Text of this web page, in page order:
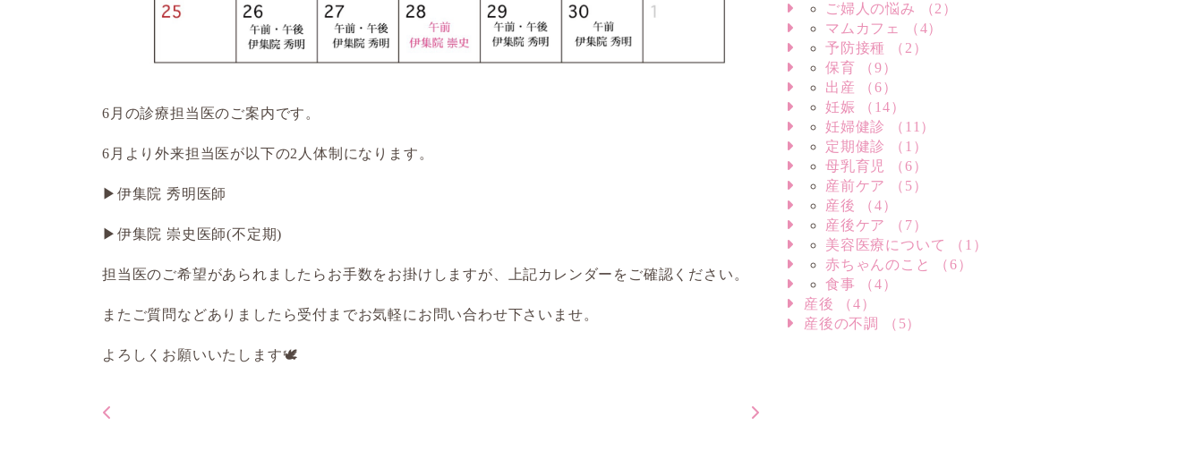
6月の診療担当医のご案内です。
6月より外来担当医が以下の2人体制になります。
▶伊集院 秀明医師
▶伊集院 崇史医師(不定期)
担当医のご希望があられましたらお手数をお掛けしますが、上記カレンダーをご確認ください。
またご質問などありましたら受付までお気軽にお問い合わせ下さいませ。
よろしくお願いいたします🕊️
ご婦人の悩み （2）
マムカフェ （4）
予防接種 （2）
保育 （9）
出産 （6）
妊娠 （14）
妊婦健診 （11）
定期健診 （1）
母乳育児 （6）
産前ケア （5）
産後 （4）
産後ケア （7）
美容医療について （1）
赤ちゃんのこと （6）
食事 （4）
産後 （4）
産後の不調 （5）